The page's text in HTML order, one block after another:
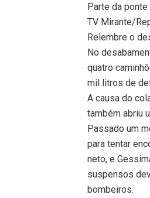
Parte da
TV Mirante/
Relembre o
No
quatro
mil litros de
A causa do
também abriu
Passado um
para tentar
neto, e
suspensos
bombeiros.